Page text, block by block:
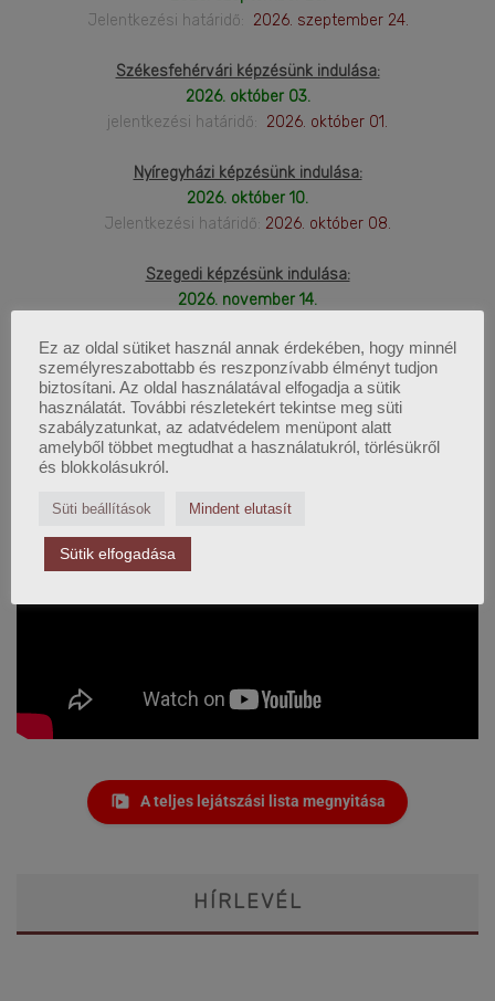
Jelentkezési határidő: 2026. szeptember 24.
Székesfehérvári képzésünk indulása:
2026. október 03.
jelentkezési határidő: 2026. október 01.
Nyíregyházi képzésünk indulása:
2026. október 10.
Jelentkezési határidő: 2026. október 08.
Szegedi képzésünk indulása:
2026. november 14.
LEGFRISSEBB WEBINÁRIUM
A teljes lejátszási lista megnyitása
HÍRLEVÉL
Ez az oldal sütiket használ annak érdekében, hogy minnél
személyreszabottabb és reszponzívabb élményt tudjon
biztosítani. Az oldal használatával elfogadja a sütik
használatát. További részletekért tekintse meg süti
szabályzatunkat, az adatvédelem menüpont alatt
amelyből többet megtudhat a használatukról, törlésükről
és blokkolásukról.
Süti beállítások Mindent elutasít
Sütik elfogadása